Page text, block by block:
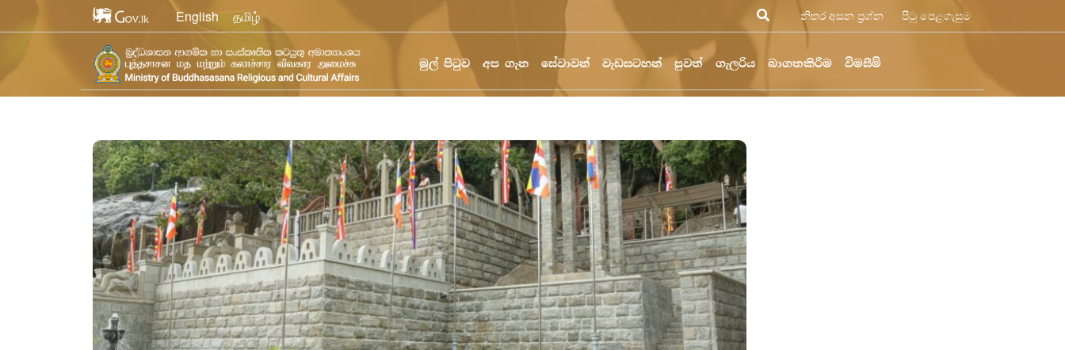
English தமிழ் නිතර අසන ප්‍රශ්න පිටු පෙළගැසුම
මුල් පිටුව අප ගැන සේවාවන් වැඩසටහන් පුවත් ගැලරිය බාගතකිරීම විමසීම්